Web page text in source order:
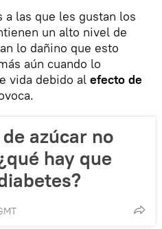
a las que les gustan los
un alto nivel de
lo dañino que esto
aún cuando lo
vida debido al efecto de
azúcar no
hay que